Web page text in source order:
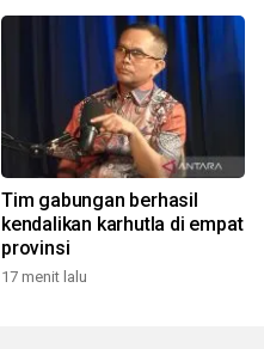
Tim gabungan berhasil
kendalikan karhutla di empat
provinsi
17 menit lalu